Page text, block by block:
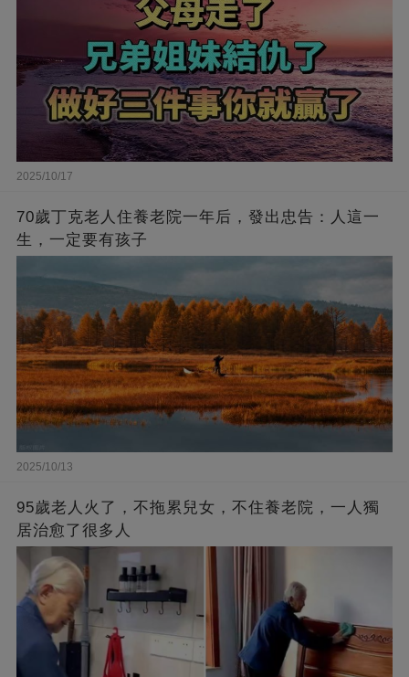
2025/10/17
70歲丁克老人住養老院一年后，發出忠告：人這一
生，一定要有孩子
2025/10/13
95歲老人火了，不拖累兒女，不住養老院，一人獨
居治愈了很多人